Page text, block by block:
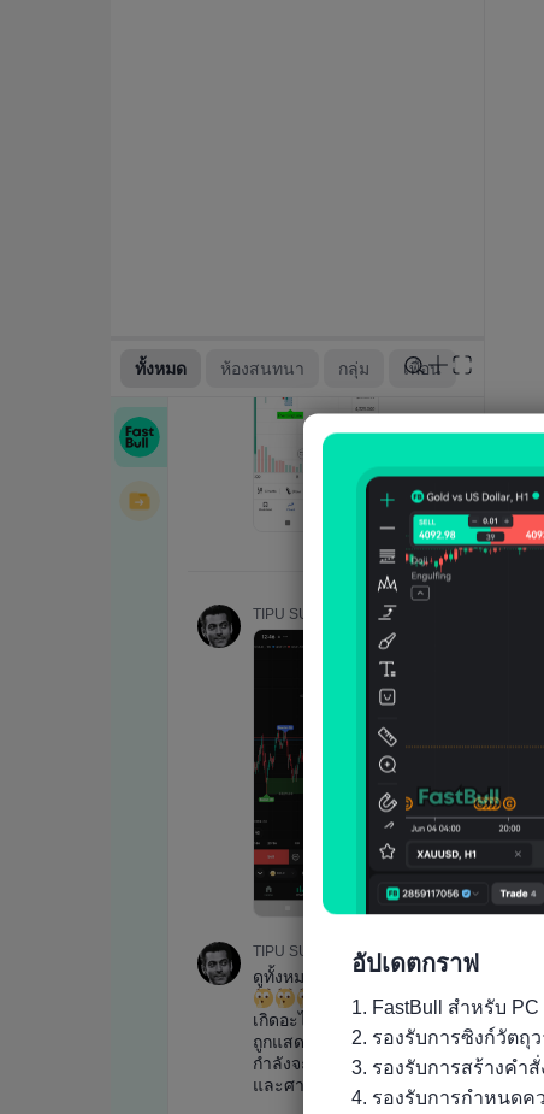
อัปเดตกราฟ
1. FastBull สำหรับ
2. รองรับการซิงก์วัตถุ
3. รองรับการสร้างคำ
4. รองรับการกำหนดค